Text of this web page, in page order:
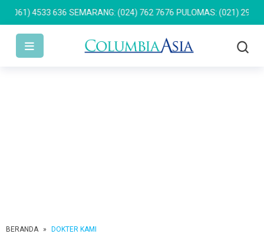
4533 636 SEMARANG: (024) 762 7676 PULOMAS: (021) 2955
BERANDA » DOKTER KAMI